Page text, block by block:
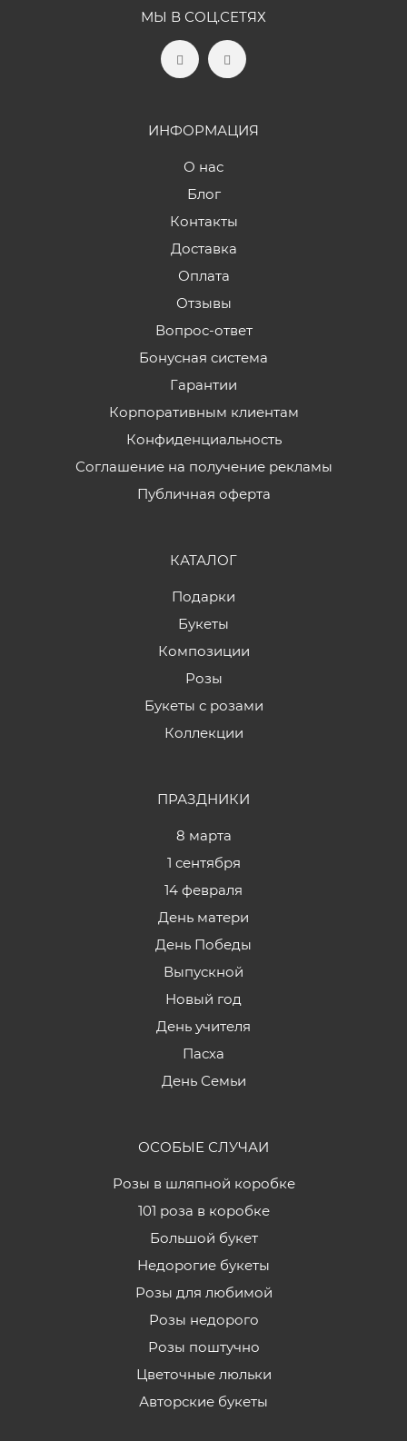
МЫ В СОЦ.СЕТЯХ
ИНФОРМАЦИЯ
О нас
Блог
Контакты
Доставка
Оплата
Отзывы
Вопрос-ответ
Бонусная система
Гарантии
Корпоративным клиентам
Конфиденциальность
Соглашение на получение рекламы
Публичная оферта
КАТАЛОГ
Подарки
Букеты
Композиции
Розы
Букеты с розами
Коллекции
ПРАЗДНИКИ
8 марта
1 сентября
14 февраля
День матери
День Победы
Выпускной
Новый год
День учителя
Пасха
День Семьи
ОСОБЫЕ СЛУЧАИ
Розы в шляпной коробке
101 роза в коробке
Большой букет
Недорогие букеты
Розы для любимой
Розы недорого
Розы поштучно
Цветочные люльки
Авторские букеты